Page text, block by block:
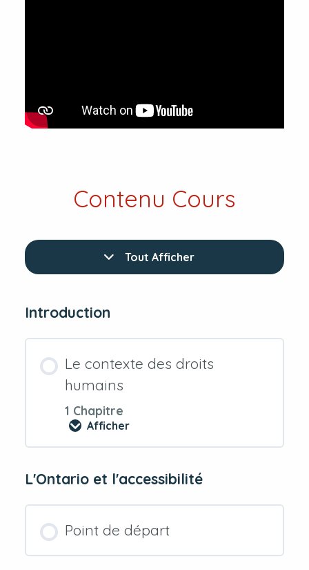
Contenu Cours
Tout Afficher
Leçons
Introduction
Le contexte des droits
humains
1 Chapitre
Afficher
Le
contexte
droits
humains
L'Ontario et l'accessibilité
Point de départ